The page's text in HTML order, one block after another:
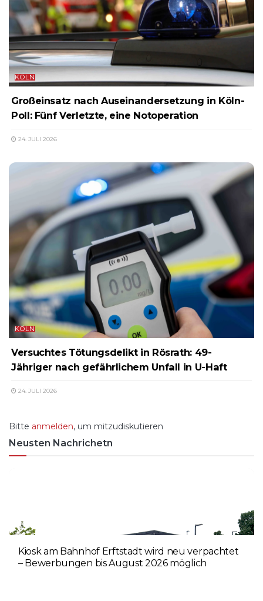
KÖLN
Großeinsatz nach Auseinandersetzung in Köln-
Poll: Fünf Verletzte, eine Notoperation
24. JULI 2026
KÖLN
Versuchtes Tötungsdelikt in Rösrath: 49-
Jähriger nach gefährlichem Unfall in U-Haft
24. JULI 2026
Bitte anmelden, um mitzudiskutieren
Neusten Nachrichetn
Kiosk am Bahnhof Erftstadt wird neu verpachtet
– Bewerbungen bis August 2026 möglich